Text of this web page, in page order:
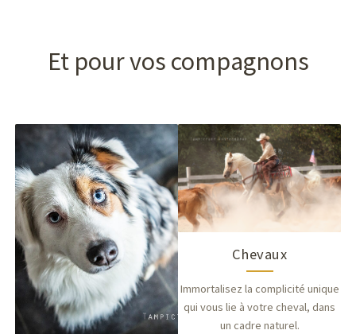
Et pour vos compagnons
Chevaux
Immortalisez la complicité unique
qui vous lie à votre cheval, dans
un cadre naturel.